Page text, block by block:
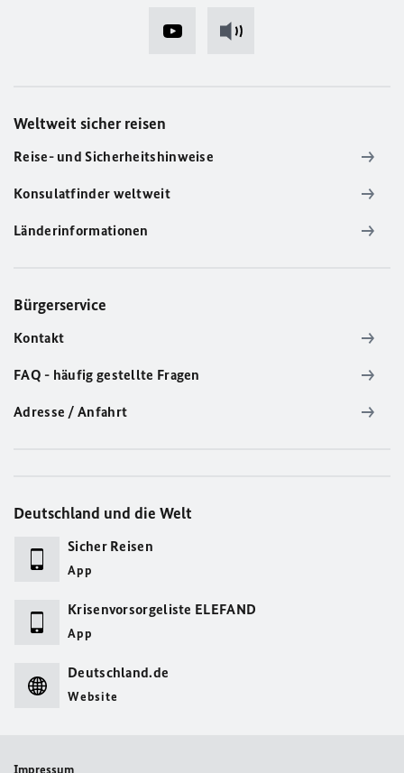
Weltweit sicher reisen
Reise- und Sicherheitshinweise
Konsulatfinder weltweit
Länderinformationen
Bürgerservice
Kontakt
FAQ - häufig gestellte Fragen
Adresse / Anfahrt
Deutschland und die Welt
Sicher Reisen
App
Krisenvorsorgeliste ELEFAND
App
Deutschland.de
Website
Impressum